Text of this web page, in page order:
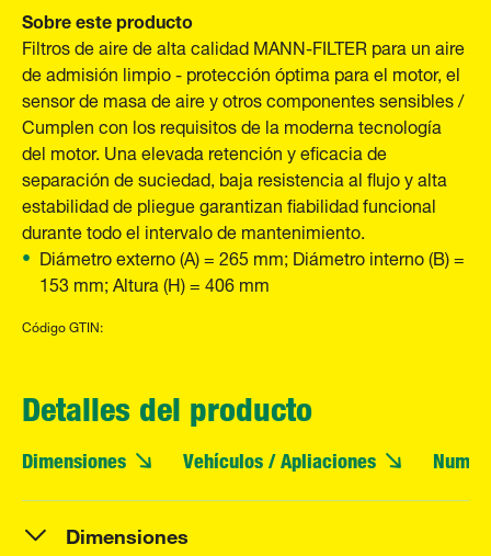
Sobre este producto
Filtros de aire de alta calidad MANN-FILTER para un aire
de admisión limpio - protección óptima para el motor, el
sensor de masa de aire y otros componentes sensibles /
Cumplen con los requisitos de la moderna tecnología
del motor. Una elevada retención y eficacia de
separación de suciedad, baja resistencia al flujo y alta
estabilidad de pliegue garantizan fiabilidad funcional
durante todo el intervalo de mantenimiento.
Diámetro externo (A) = 265 mm; Diámetro interno (B) =
153 mm; Altura (H) = 406 mm
Código GTIN:
Detalles del producto
Dimensiones Vehículos / Apliaciones
Dimensiones